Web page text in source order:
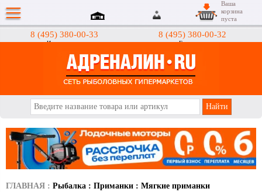
8 (495) 380-00-33
Интернет-магазин
8 (495) 380-00-32
Гипермаркеты
Ваша
корзина
пуста
ГЛАВНАЯ : Рыбалка : Приманки : Мягкие приманки